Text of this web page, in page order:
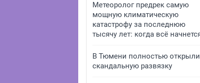
Метеоролог предрек самую
мощную климатическую
катастрофу за последнюю
тысячу лет: когда всё
В Тюмени полностью открыли
скандальную развязку